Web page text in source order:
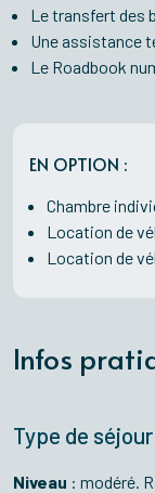
Le transfert des
Une assistance
Le Roadbook
EN OPTION :
Chambre
Location de
Location de
Infos
Type de séjour
Niveau : modéré.